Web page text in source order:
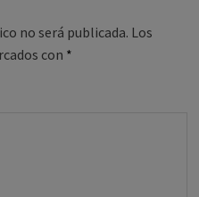
no será publicada. Los
con *